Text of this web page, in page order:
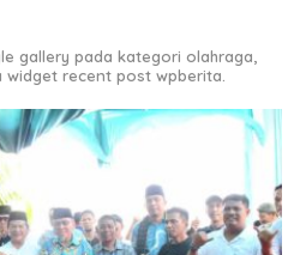
gallery pada kategori olahraga,
recent post wpberita.